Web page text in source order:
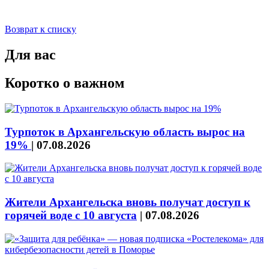
Возврат к списку
Для вас
Коротко о важном
Турпоток в Архангельскую область вырос на
19% | 07.08.2026
Жители Архангельска вновь получат доступ к
горячей воде с 10 августа | 07.08.2026